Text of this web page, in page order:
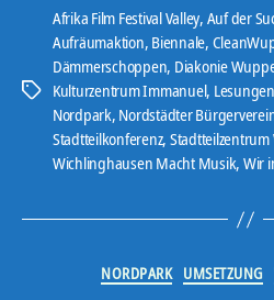
l
r
Schlagwörter
Afrika Film Festival Valley, Auf der
Aufräumaktion, Biennale,
Dämmerschoppen, Diakonie
Kulturzentrum Immanuel, Lesungen
Nordpark, Nordstädter
Stadtteilkonferenz, Stadtteilzentrum
Wichlinghausen Macht Musik, Wir
NORDPARK UMSETZUNG